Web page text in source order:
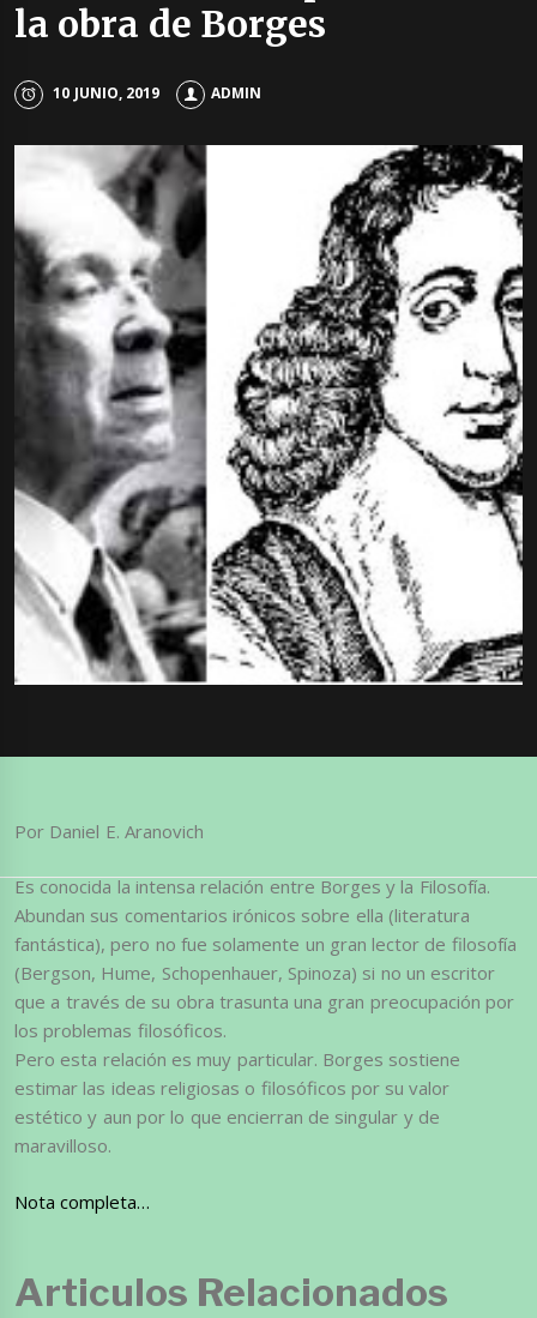
la obra de Borges
10 JUNIO, 2019 ADMIN
Por Daniel E. Aranovich
Es conocida la intensa relación entre Borges y la Filosofía.
Abundan sus comentarios irónicos sobre ella (literatura
fantástica), pero no fue solamente un gran lector de filosofía
(Bergson, Hume, Schopenhauer, Spinoza) si no un escritor
que a través de su obra trasunta una gran preocupación por
los problemas filosóficos.
Pero esta relación es muy particular. Borges sostiene
estimar las ideas religiosas o filosóficos por su valor
estético y aun por lo que encierran de singular y de
maravilloso.
Nota completa…
Articulos Relacionados